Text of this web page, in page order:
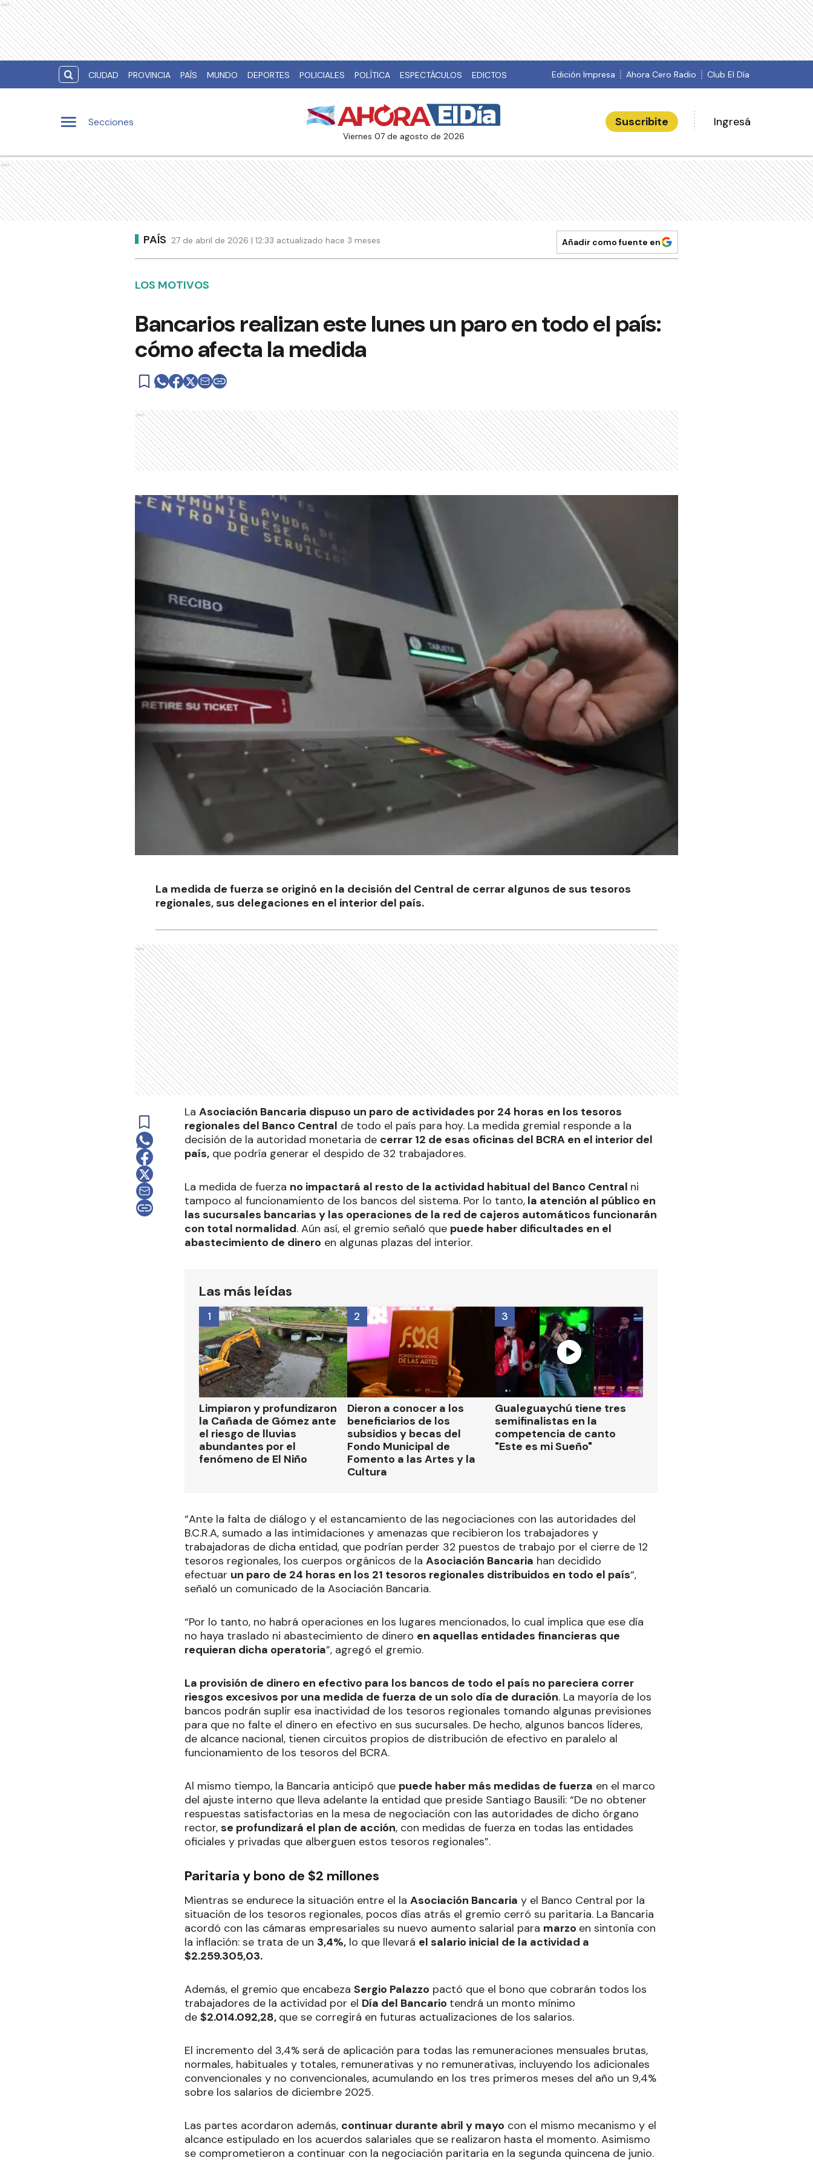
Ads
CIUDAD PROVINCIA PAÍS MUNDO DEPORTES POLICIALES POLÍTICA ESPECTÁCULOS EDICTOS Edición Impresa Ahora Cero Radio Club El Día
Secciones
viernes 07 de agosto de 2026
Suscribite Ingresá
Ads
PAÍS 27 de abril de 2026 | 12:33 actualizado hace 3 meses Añadir como fuente en
LOS MOTIVOS
Bancarios realizan este lunes un paro en todo el país:
cómo afecta la medida
Ads
La medida de fuerza se originó en la decisión del Central de cerrar algunos de sus tesoros
regionales, sus delegaciones en el interior del país.
Ads
La Asociación Bancaria dispuso un paro de actividades por 24 horas en los tesoros
regionales del Banco Central de todo el país para hoy. La medida gremial responde a la
decisión de la autoridad monetaria de cerrar 12 de esas oficinas del BCRA en el interior del
país, que podría generar el despido de 32 trabajadores.
La medida de fuerza no impactará al resto de la actividad habitual del Banco Central ni
tampoco al funcionamiento de los bancos del sistema. Por lo tanto, la atención al público en
las sucursales bancarias y las operaciones de la red de cajeros automáticos funcionarán
con total normalidad. Aún así, el gremio señaló que puede haber dificultades en el
abastecimiento de dinero en algunas plazas del interior.
Las más leídas
Limpiaron y profundizaron
la Cañada de Gómez ante
el riesgo de lluvias
abundantes por el
fenómeno de El Niño
1
Dieron a conocer a los
beneficiarios de los
subsidios y becas del
Fondo Municipal de
Fomento a las Artes y la
Cultura
2
Gualeguaychú tiene tres
semifinalistas en la
competencia de canto
"Este es mi Sueño"
3
“Ante la falta de diálogo y el estancamiento de las negociaciones con las autoridades del
B.C.R.A, sumado a las intimidaciones y amenazas que recibieron los trabajadores y
trabajadoras de dicha entidad, que podrían perder 32 puestos de trabajo por el cierre de 12
tesoros regionales, los cuerpos orgánicos de la Asociación Bancaria han decidido
efectuar un paro de 24 horas en los 21 tesoros regionales distribuidos en todo el país“,
señaló un comunicado de la Asociación Bancaria.
“Por lo tanto, no habrá operaciones en los lugares mencionados, lo cual implica que ese día
no haya traslado ni abastecimiento de dinero en aquellas entidades financieras que
requieran dicha operatoria”, agregó el gremio.
La provisión de dinero en efectivo para los bancos de todo el país no pareciera correr
riesgos excesivos por una medida de fuerza de un solo día de duración. La mayoría de los
bancos podrán suplir esa inactividad de los tesoros regionales tomando algunas previsiones
para que no falte el dinero en efectivo en sus sucursales. De hecho, algunos bancos líderes,
de alcance nacional, tienen circuitos propios de distribución de efectivo en paralelo al
funcionamiento de los tesoros del BCRA.
Al mismo tiempo, la Bancaria anticipó que puede haber más medidas de fuerza en el marco
del ajuste interno que lleva adelante la entidad que preside Santiago Bausili: “De no obtener
respuestas satisfactorias en la mesa de negociación con las autoridades de dicho órgano
rector, se profundizará el plan de acción, con medidas de fuerza en todas las entidades
oficiales y privadas que alberguen estos tesoros regionales”.
Paritaria y bono de $2 millones
Mientras se endurece la situación entre el la Asociación Bancaria y el Banco Central por la
situación de los tesoros regionales, pocos días atrás el gremio cerró su paritaria. La Bancaria
acordó con las cámaras empresariales su nuevo aumento salarial para marzo en sintonía con
la inflación: se trata de un 3,4%, lo que llevará el salario inicial de la actividad a
$2.259.305,03.
Además, el gremio que encabeza Sergio Palazzo pactó que el bono que cobrarán todos los
trabajadores de la actividad por el Día del Bancario tendrá un monto mínimo
de $2.014.092,28, que se corregirá en futuras actualizaciones de los salarios.
El incremento del 3,4% será de aplicación para todas las remuneraciones mensuales brutas,
normales, habituales y totales, remunerativas y no remunerativas, incluyendo los adicionales
convencionales y no convencionales, acumulando en los tres primeros meses del año un 9,4%
sobre los salarios de diciembre 2025.
Las partes acordaron además, continuar durante abril y mayo con el mismo mecanismo y el
alcance estipulado en los acuerdos salariales que se realizaron hasta el momento. Asimismo
se comprometieron a continuar con la negociación paritaria en la segunda quincena de junio.